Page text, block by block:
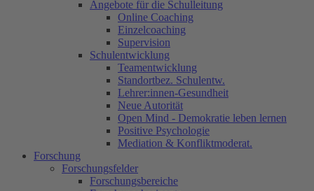
Angebote für die Schulleitung
Online Coaching
Einzelcoaching
Supervision
Schulentwicklung
Teamentwicklung
Standortbez. Schulentw.
Lehrer:innen-Gesundheit
Neue Autorität
Open Mind - Demokratie leben lernen
Positive Psychologie
Mediation & Konfliktmoderat.
Forschung
Forschungsfelder
Forschungsbereiche